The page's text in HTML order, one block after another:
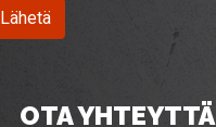
Lähetä
OTA YHTEYTTÄ